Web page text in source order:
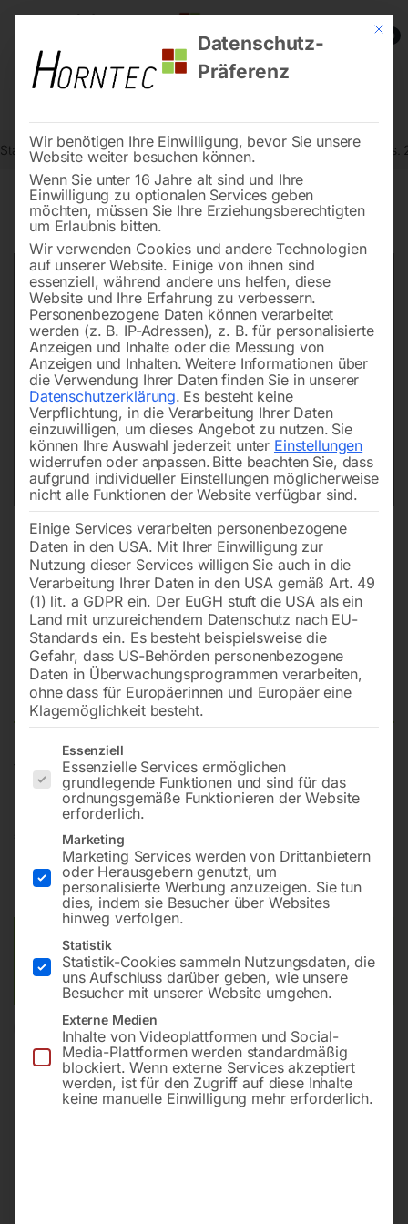
0
Start Metallbearbeitung Metallkreissägen - Zubehör Bolzen Pos.
Bolzen Pos. 21/17
für ‘Premium’ Dry Cutter 9430/9435
3,30
inkl. MwSt. zzgl.Versandkosten
Lieferzeit:ca. 2 - 3 Tage
Versandkosten Standard (Österreich):
Bitte beachten Sie: Die Versandkosten gelten für Österreich.
Andere Länder können abweichen.
In den Warenkorb
Mit
Datenschutz-
Präferenz
Wir benötigen Ihre Einwilligung, bevor Sie unsere
Website weiter besuchen können.
Wenn Sie unter 16 Jahre alt sind und Ihre
Einwilligung zu optionalen Services geben
möchten, müssen Sie Ihre Erziehungsberechtigten
um Erlaubnis bitten.
Wir verwenden Cookies und andere Technologien
auf unserer Website. Einige von ihnen sind
essenziell, während andere uns helfen, diese
Website und Ihre Erfahrung zu verbessern.
Personenbezogene Daten können verarbeitet
werden (z. B. IP-Adressen), z. B. für personalisierte
Anzeigen und Inhalte oder die Messung von
Anzeigen und Inhalten. Weitere Informationen über
die Verwendung Ihrer Daten finden Sie in unserer
Datenschutzerklärung. Es besteht keine
Verpflichtung, in die Verarbeitung Ihrer Daten
einzuwilligen, um dieses Angebot zu nutzen. Sie
können Ihre Auswahl jederzeit unter Einstellungen
widerrufen oder anpassen. Bitte beachten Sie, dass
aufgrund individueller Einstellungen möglicherweise
nicht alle Funktionen der Website verfügbar sind.
Einige Services verarbeiten personenbezogene
Daten in den USA. Mit Ihrer Einwilligung zur
Nutzung dieser Services willigen Sie auch in die
Verarbeitung Ihrer Daten in den USA gemäß Art. 49
(1) lit. a GDPR ein. Der EuGH stuft die USA als ein
Land mit unzureichendem Datenschutz nach EU-
Standards ein. Es besteht beispielsweise die
Gefahr, dass US-Behörden personenbezogene
Daten in Überwachungsprogrammen verarbeiten,
ohne dass für Europäerinnen und Europäer eine
Klagemöglichkeit besteht.
Es folgt eine Liste der Service-Gruppen, für die eine
Essenziell
Essenzielle Services ermöglichen
grundlegende Funktionen und sind für das
ordnungsgemäße Funktionieren der Website
erforderlich.
Marketing
Marketing Services werden von Drittanbietern
oder Herausgebern genutzt, um
personalisierte Werbung anzuzeigen. Sie tun
dies, indem sie Besucher über Websites
hinweg verfolgen.
Statistik
Statistik-Cookies sammeln Nutzungsdaten, die
uns Aufschluss darüber geben, wie unsere
Besucher mit unserer Website umgehen.
Externe Medien
Inhalte von Videoplattformen und Social-
Media-Plattformen werden standardmäßig
blockiert. Wenn externe Services akzeptiert
werden, ist für den Zugriff auf diese Inhalte
keine manuelle Einwilligung mehr erforderlich.